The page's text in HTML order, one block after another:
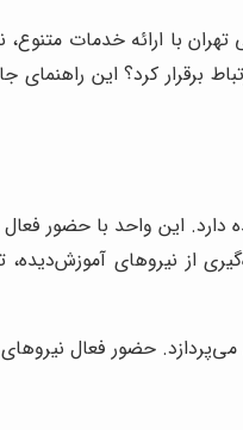
با ارائه خدمات
کرد؟ این راهنمای
این واحد با حضور فعال
از نیروهای
حضور فعال